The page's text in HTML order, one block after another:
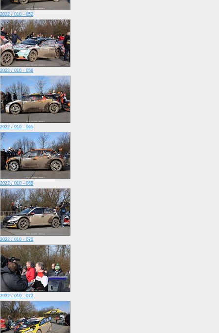
2022 / 010 - 052
2022 / 010 - 056
2022 / 010 - 065
2022 / 010 - 068
2022 / 010 - 070
2022 / 010 - 072